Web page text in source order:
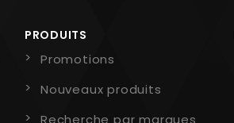
PRODUITS
Promotions
Nouveaux produits
Recherche par marques